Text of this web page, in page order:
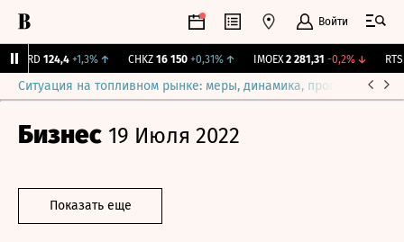
Войти
ABRD 124,4 +1,3%↑ CHKZ 16 150 +0,31% ↑ IMOEX 2 281,31 -0,2%↓ RTSI
Ситуация на топливном рынке: меры, динамика, прогнозы
Бизнес 19 Июля 2022
Показать еще